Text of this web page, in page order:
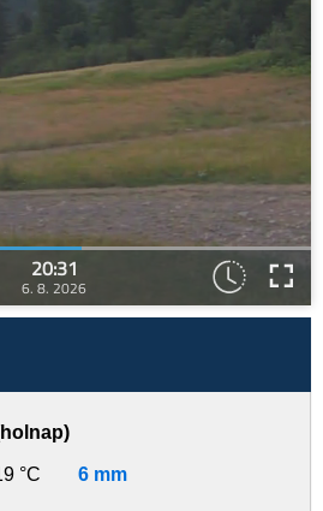
20:31
6. 8. 2026
°C 6 mm